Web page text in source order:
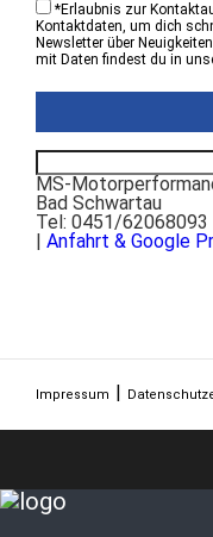
*Erlaubnis zur
Kontaktdaten, um dich
Newsletter über
mit Daten findest du in
MS-
Bad Schwartau
Tel: 0451/
| Anfahrt & Google
Impressum